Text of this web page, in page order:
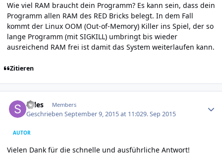
Wie viel RAM braucht dein Programm? Es kann sein, dass dein
Programm allen RAM des RED Bricks belegt. In dem Fall
kommt der Linux OOM (Out-of-Memory) Killer ins Spiel, der so
lange Programm (mit SIGKILL) umbringt bis wieder
ausreichend RAM frei ist damit das System weiterlaufen kann.
Zitieren
Sales Members
GeschriebenSeptember 9, 2015 at 11:029. Sep 2015
AUTOR
Vielen Dank für die schnelle und ausführliche Antwort!